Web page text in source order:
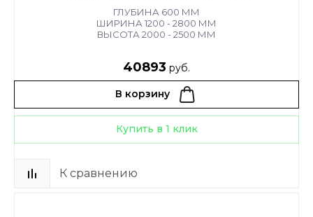
ГЛУБИНА 600 ММ
ШИРИНА 1200 - 2800 ММ
ВЫСОТА 2000 - 2500 ММ
40893 руб.
В корзину
Купить в 1 клик
К сравнению